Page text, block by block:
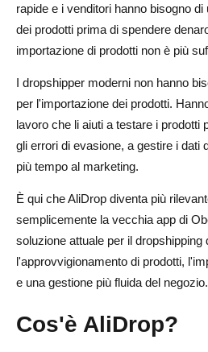
rapide e i venditori hanno bisogno
dei prodotti prima di spendere
importazione di prodotti non è più
I dropshipper moderni non hanno
per l'importazione dei prodotti.
lavoro che li aiuti a testare i prodotti
gli errori di evasione, a gestire i dati
più tempo al marketing.
È qui che AliDrop diventa più
semplicemente la vecchia app di
soluzione attuale per il
l'approvvigionamento di prodotti,
e una gestione più fluida del negozio.
Cos'è AliDrop?